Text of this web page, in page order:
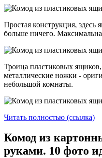
Простая конструкция,
больше ничего.
Троица пластиковых ящиков,
металлические ножки -
небольшой комнаты.
Читать полностью (ссылка)
Комод из
руками. 10 фото